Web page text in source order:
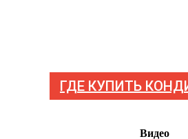
ГДЕ КУПИТЬ
Видео